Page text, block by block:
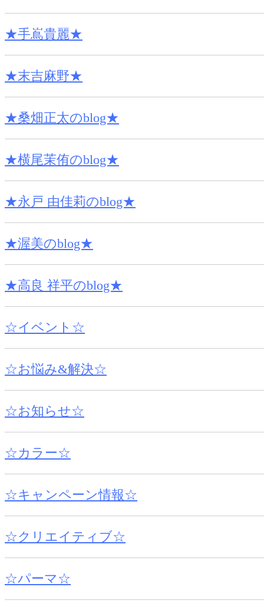
★手嶌貴麗★
★末吉麻野★
★桑畑正太のblog★
★横尾茉侑のblog★
★永戸 由佳莉のblog★
★渥美のblog★
★高良 祥平のblog★
☆イベント☆
☆お悩み&解決☆
☆お知らせ☆
☆カラー☆
☆キャンペーン情報☆
☆クリエイティブ☆
☆パーマ☆